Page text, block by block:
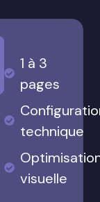
1 à 3
pages
technique
visuelle